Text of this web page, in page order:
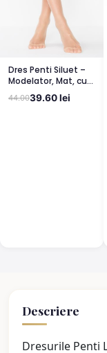
Dres Penti Siluet –
Modelator, Mat, cu
Corset, Light Nude
44.0039.60 lei
Descriere
Dresurile Penti